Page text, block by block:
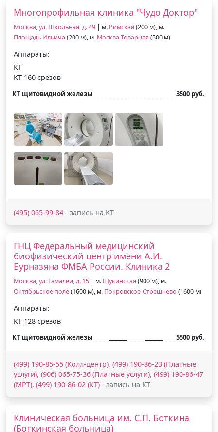
Многопрофильная клиника "Чудо Доктор"
Москва, ул. Школьная, д. 49 | м. Римская (200 м), м.
Площадь Ильича (200 м), м. Москва Товарная (500 м)
Аппараты:
КТ
КТ 160 срезов
КТ щитовидной железы 3500 руб.
(495) 065-99-84 - запись на КТ
ГНЦ Федеральный медицинский
биофизический центр имени А.И.
Бурназяна ФМБА России. Клиника 2
Москва, ул. Гамалеи, д. 15 | м. Щукинская (900 м), м.
Октябрьское поле(1600 м), м. Покровское-Стрешнево (1600 м)
Аппараты:
КТ 128 срезов
КТ щитовидной железы 5500 руб.
(499) 190-85-55 (Колл-центр), (499) 190-86-23 (Платные
услуги), (906) 065-75-36 (Платные услуги), (499) 190-86-47
(МРТ), (499) 190-86-02 (КТ) - запись на КТ
Клиническая больница им. С.П. Боткина
(Боткинская больница)